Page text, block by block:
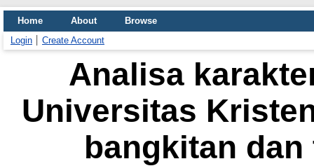
Home About
Browse
Login
Create Account
Analisa
Universitas
bangkitan